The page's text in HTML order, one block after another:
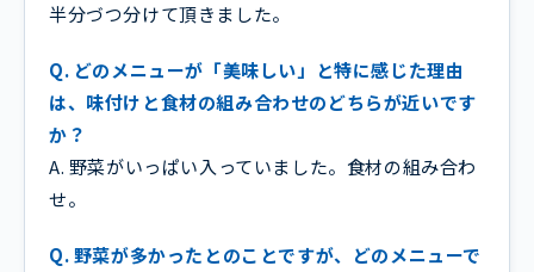
半分づつ分けて頂きました。
Q. どのメニューが「美味しい」と特に感じた理由
は、味付けと食材の組み合わせのどちらが近いです
か？
A. 野菜がいっぱい入っていました。食材の組み合わ
せ。
Q. 野菜が多かったとのことですが、どのメニューで